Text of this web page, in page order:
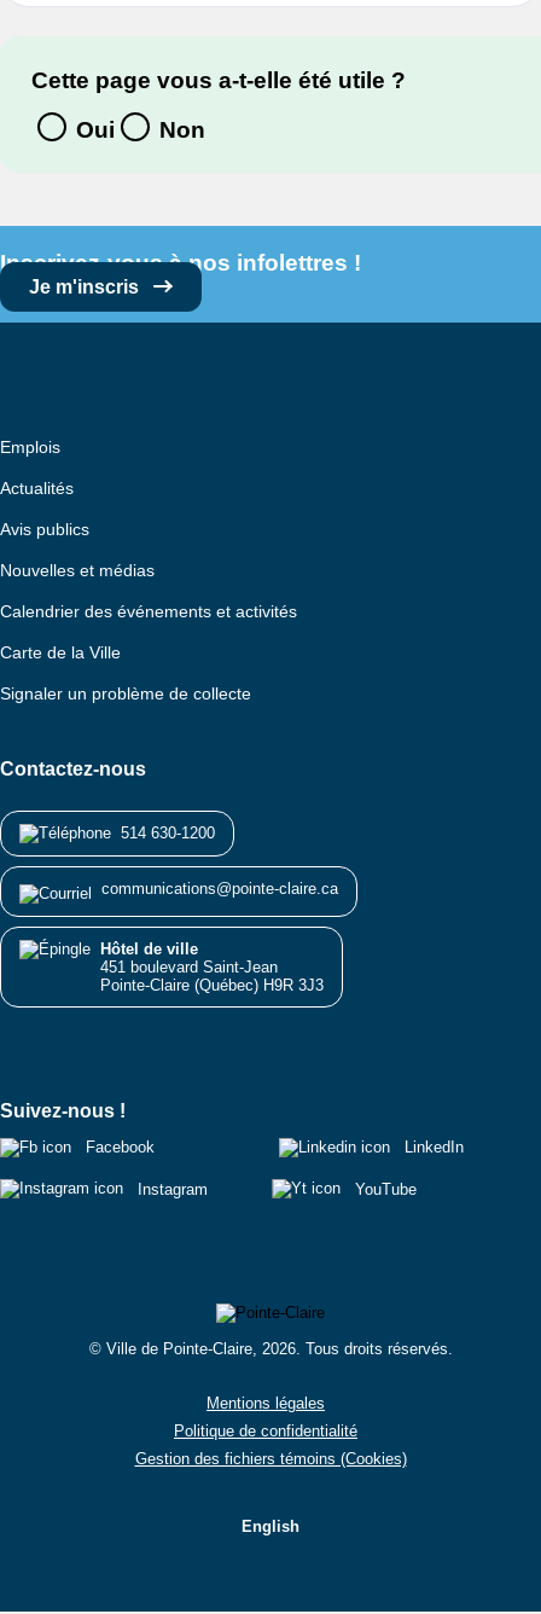
Cette page vous a-t-elle été utile ?
Oui
Non
Inscrivez-vous à nos infolettres !
Je m'inscris
Emplois
Actualités
Avis publics
Nouvelles et médias
Calendrier des événements et activités
Carte de la Ville
Signaler un problème de collecte
Contactez-nous
514 630-1200
communications@pointe-claire.ca
Hôtel de ville
451 boulevard Saint-Jean
Pointe-Claire (Québec) H9R 3J3
Suivez-nous !
Facebook
Instagram
LinkedIn
YouTube
© Ville de Pointe-Claire, 2026. Tous droits réservés.
Mentions légales
Politique de confidentialité
Gestion des fichiers témoins (Cookies)
English